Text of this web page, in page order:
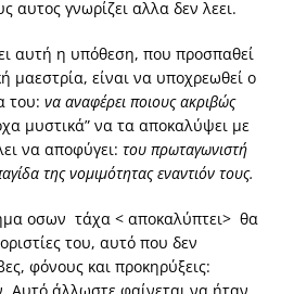
αυτος γνωρίζει αλλα δεν λεει.
αυτή η υπόθεση, που προσπαθεί
μαεστρία, είναι να υποχρεωθεί ο
του: να αναφέρει ποιους ακριβώς
μυστικά” να τα αποκαλύψει με
να αποφύγει: του πρωταγωνιστή
της νομιμότητας εναντιόν τους.
οσων τάχα < αποκαλύπτει> θα
του, αυτό που δεν
φόνους και προκηρύξεις: